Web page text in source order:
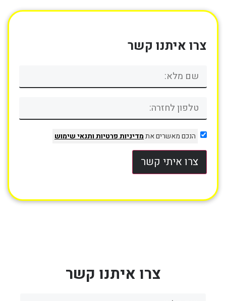
צרו איתנו קשר
הנכם מאשרים אתמדיניות פרטיותותנאי שימוש
צרו איתי קשר
צרו איתנו קשר